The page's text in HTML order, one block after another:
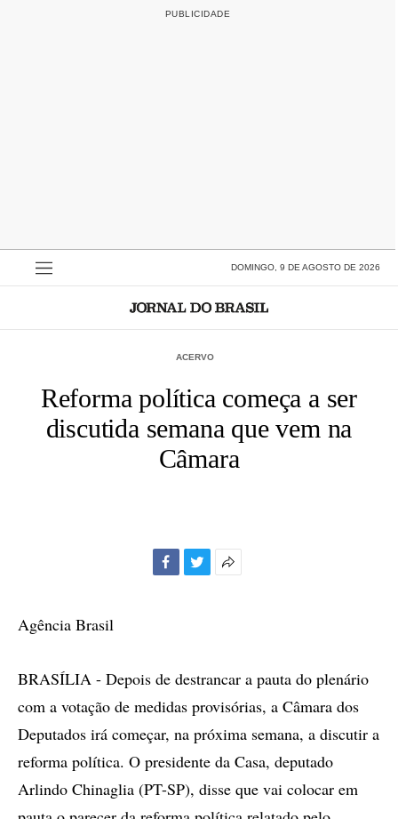
DOMINGO, 9 DE AGOSTO DE 2026
ACERVO
Reforma política começa a ser
discutida semana que vem na
Câmara
Agência Brasil
BRASÍLIA - Depois de destrancar a pauta do plenário
com a votação de medidas provisórias, a Câmara dos
Deputados irá começar, na próxima semana, a discutir a
reforma política. O presidente da Casa, deputado
Arlindo Chinaglia (PT-SP), disse que vai colocar em